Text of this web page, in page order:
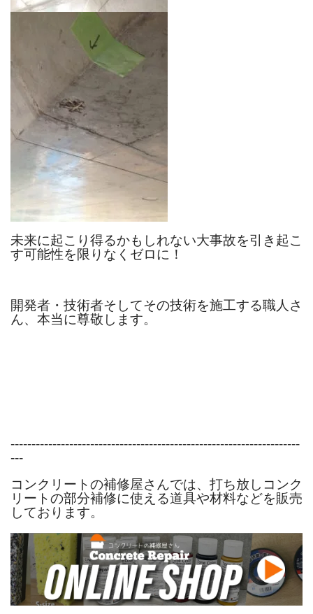
未来に起こり得るかもしれない大事故を引き起こ
す可能性を限りなくゼロに！
開発者・技術者そしてその技術を施工する職人さ
ん、本当に尊敬します。
---------------------------------------------------------------------
---
コンクリートの補修屋さんでは、打ち放しコンク
リートの部分補修に使える道具や材料などを販売
しております。